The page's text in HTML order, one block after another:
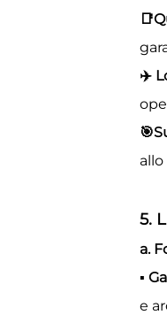
📑
✈
🎯
5.
a.
▪
e